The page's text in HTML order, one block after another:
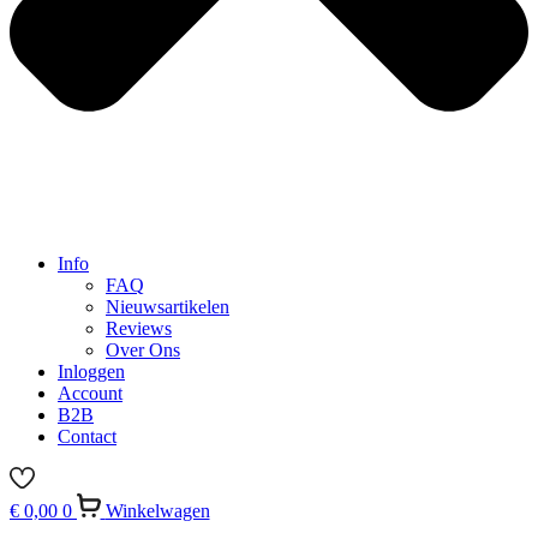
Info
FAQ
Nieuwsartikelen
Reviews
Over Ons
Inloggen
Account
B2B
Contact
€ 0,00 0
Winkelwagen